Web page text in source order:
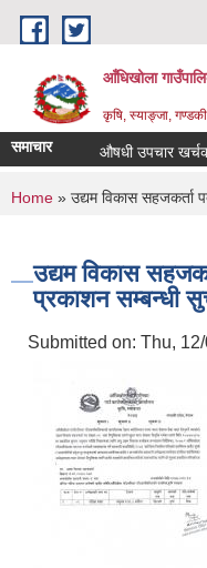
Skip to main content
आँधिखोला
कृषि, स्याङ्जा,
समाचार औषधी उपचार खर्चका
You are here
Home » उद्यम विकास सहजकर्ता
उद्यम विकास
प्रकाशन सम्बन्धी
Submitted on: Thu,